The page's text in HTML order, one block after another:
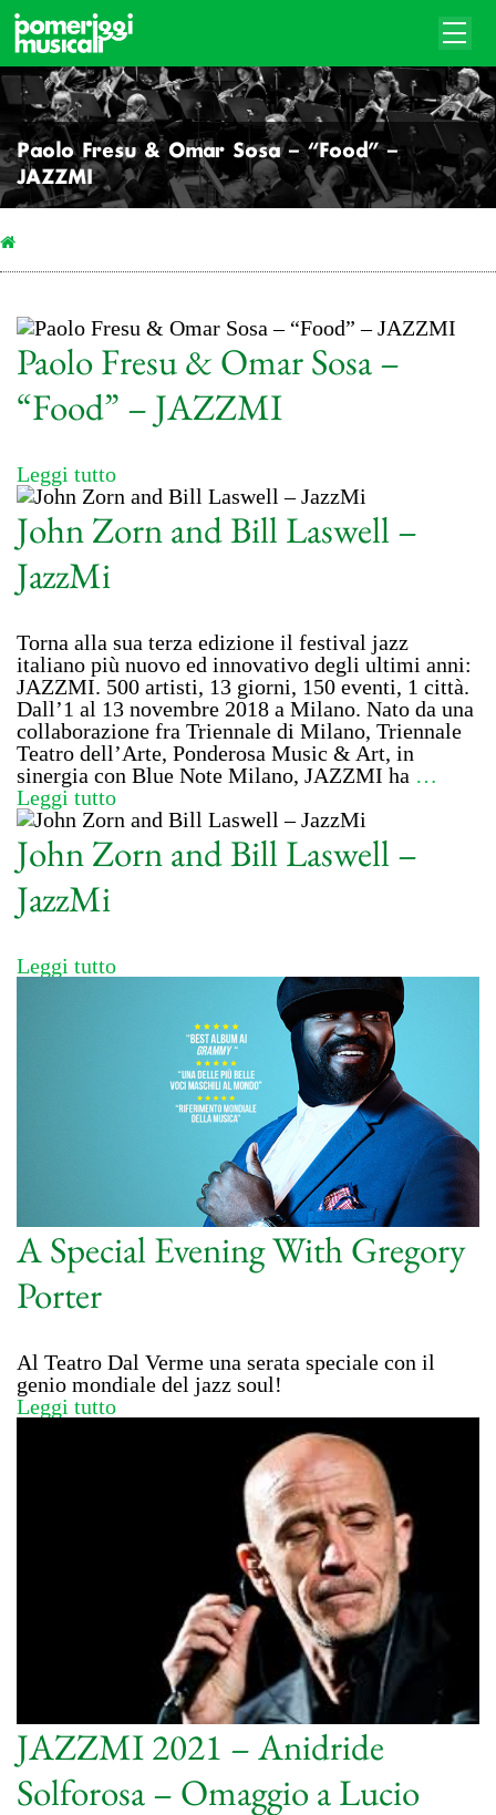
Paolo Fresu & Omar Sosa – “Food” –
JAZZMI
Paolo Fresu & Omar Sosa –
“Food” – JAZZMI
Leggi tutto
John Zorn and Bill Laswell –
JazzMi
Torna alla sua terza edizione il festival jazz
italiano più nuovo ed innovativo degli ultimi anni:
JAZZMI. 500 artisti, 13 giorni, 150 eventi, 1 città.
Dall’1 al 13 novembre 2018 a Milano. Nato da una
collaborazione fra Triennale di Milano, Triennale
Teatro dell’Arte, Ponderosa Music & Art, in
sinergia con Blue Note Milano, JAZZMI ha …
Leggi tutto
John Zorn and Bill Laswell –
JazzMi
Leggi tutto
A Special Evening With Gregory
Porter
Al Teatro Dal Verme una serata speciale con il
genio mondiale del jazz soul!
Leggi tutto
JAZZMI 2021 – Anidride
Solforosa – Omaggio a Lucio